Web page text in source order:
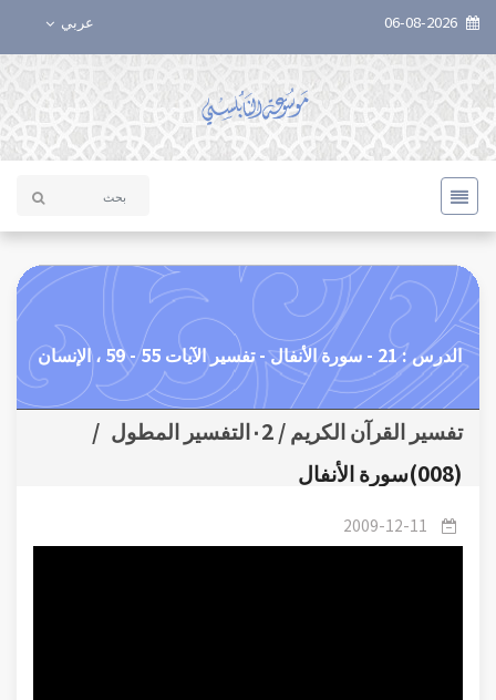
عربي
الدرس : 21 - سورة الأنفال - تفسير الآيات 55 - 59 ، الإنسان
تفسير القرآن الكريم / ٠2التفسير المطول
/
(008)سورة الأنفال
2009-12-11